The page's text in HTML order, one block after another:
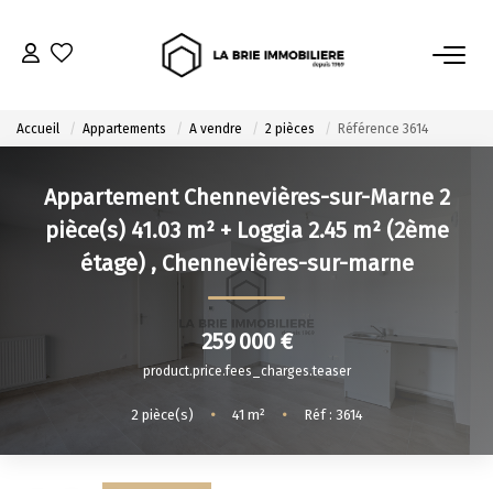
Immobilier Neuf
Notre Guide D’achat
VENDRE
Estimer Mon Bien
Le Mandat Premium
Nos Biens Vendus
Accueil Appartements A vendre 2 pièces Référence 3614
Appartement Chennevières-sur-Marne 2
pièce(s) 41.03 m² + Loggia 2.45 m² (2ème
étage) , Chennevières-sur-marne
259 000 €
product.price.fees_charges.teaser
2 pièce(s) • 41 m² • Réf : 3614